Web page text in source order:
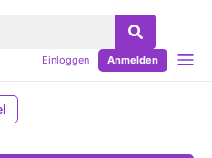
Einloggen Anmelden